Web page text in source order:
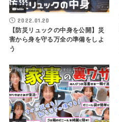
2022.01.20
【防災リュックの中身を公開】災
害から身を守る万全の準備をしよ
う